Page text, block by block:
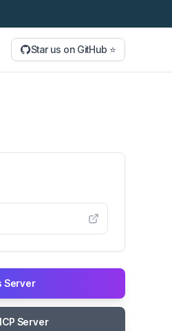
Star us on GitHub ⭐
Server
Server